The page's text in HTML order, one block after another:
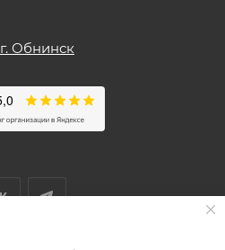
г. Обнинск